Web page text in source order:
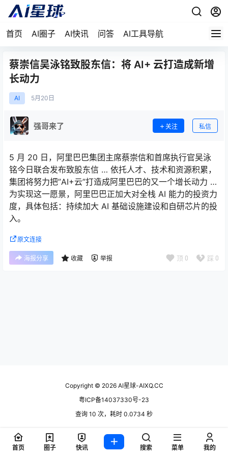
首页 AI圈子 AI快讯 问答 AI工具导航
蔡崇信吴泳铭致股东信：将 AI+ 云打造成新增
长动力
AI 5月 20日
强哥来了 关注 私信
5 月 20 日，阿里巴巴集团主席蔡崇信和首席执行官吴泳
铭今日联合发布致股东信 … 依托人才、技术和资源积累，
集团将努力把”AI+云”打造成阿里巴巴的又一个增长动力 …
为实现这一愿景，阿里巴巴正加大对全栈 AI 能力的投资力
度，具体包括：持续加大 AI 基础设施建设和自研芯片的投
入。
原文连接
海报分享 收藏 举报 顶 0 踩 0
Copyright © 2026AI星球-AIXQ.CC
粤ICP备14037330号-23
查询 10 次，耗时 0.0734 秒
首页 圈子 快讯 搜索 菜单 我的